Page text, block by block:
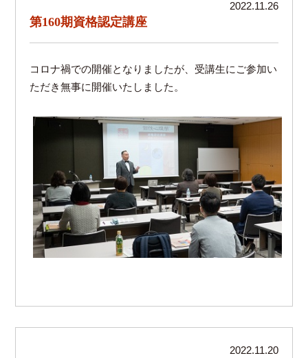
2022.11.26
第160期資格認定講座
コロナ禍での開催となりましたが、受講生にご参加い
ただき無事に開催いたしました。
2022.11.20